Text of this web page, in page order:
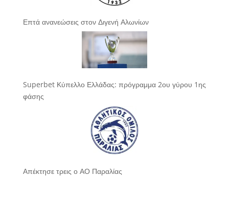
Επτά ανανεώσεις στον Διγενή Αλωνίων
Superbet Κύπελλο Ελλάδας: πρόγραμμα 2ου γύρου 1ης
φάσης
Απέκτησε τρεις ο ΑΟ Παραλίας